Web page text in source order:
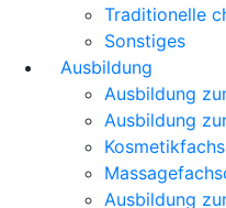
Traditionelle
Sonstiges
Ausbildung
Ausbildung
Ausbildung
Ausbildung